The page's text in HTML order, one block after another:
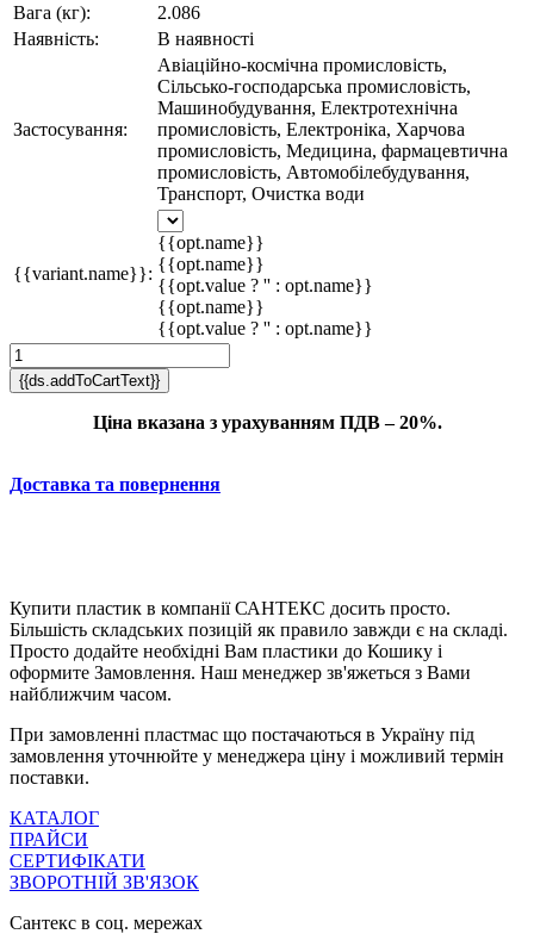
Вага (кг):
2.086
Наявність:
В наявності
Застосування:
Авіаційно-космічна промисловість,
Сільсько-господарська промисловість,
Машинобудування, Електротехнічна
промисловість, Електроніка, Харчова
промисловість, Медицина, фармацевтична
промисловість, Автомобілебудування,
Транспорт, Очистка води
{{variant.name}}:
{{opt.name}}
{{opt.name}}
{{opt.value ? '' : opt.name}}
{{opt.name}}
{{opt.value ? '' : opt.name}}
{{ds.addToCartText}}
Ціна вказана з урахуванням ПДВ – 20%.
Доставка та повернення
Купити пластик в компанії САНТЕКС досить просто.
Більшість складських позицій як правило завжди є на складі.
Просто додайте необхідні Вам пластики до Кошику і
оформите Замовлення. Наш менеджер зв'яжеться з Вами
найближчим часом.
При замовленні пластмас що постачаються в Україну під
замовлення уточнюйте у менеджера ціну і можливий термін
поставки.
КАТАЛОГ
ПРАЙСИ
СЕРТИФІКАТИ
ЗВОРОТНІЙ ЗВ'ЯЗОК
Сантекс в соц. мережах